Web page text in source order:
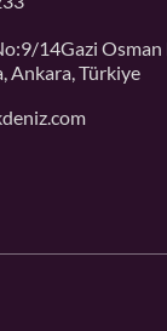
14Gazi Osman
Ankara, Türkiye